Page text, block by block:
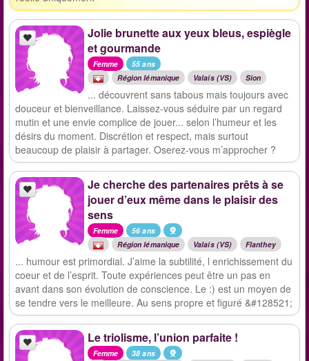
Jolie brunette aux yeux bleus, espiègle
et gourmande
Femme
55 ans
Région lémanique
Valais (VS) Sion
... découvrent sans tabous mais toujours avec
douceur et bienveillance. Laissez-vous séduire par un regard
mutin et une envie complice de jouer... selon l’humeur et les
désirs du moment. Discrétion et respect, mais surtout
beaucoup de plaisir à partager. Oserez-vous m’approcher ?
Je cherche des partenaires prêts à se
jouer d’eux même dans le plaisir des
sens
Femme
56 ans
Région lémanique
Valais (VS) Flanthey
... humour est primordial. J’aime la subtilité, l enrichissement du
coeur et de l’esprit. Toute expériences peut être un pas en
avant dans son évolution de conscience. Le :) est un moyen de
se tendre vers le meilleure. Au sens propre et figuré &#128521;
Le triolisme, l’union parfaite !
Femme
38 ans